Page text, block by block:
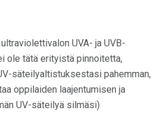
UVA- ja UVB-
ole tätä erityistä pinnoitetta,
säteilyaltistuksestasi pahemman,
oppilaiden laajentumisen ja
UV-säteilyä silmäsi)